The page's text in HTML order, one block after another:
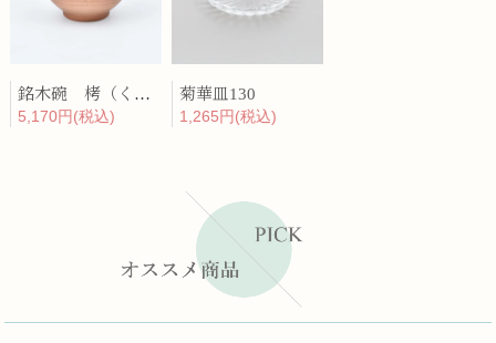
銘木碗 栲（くるみ）
5,170円(税込)
菊華皿130
1,265円(税込)